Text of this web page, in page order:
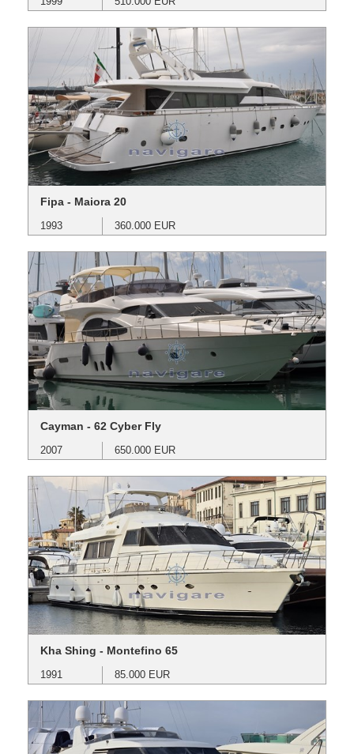
Fipa - Maiora 20
1993 360.000 EUR
Cayman - 62 Cyber Fly
2007 650.000 EUR
Kha Shing - Montefino 65
1991 85.000 EUR